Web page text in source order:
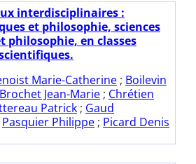
interdisciplinaires :
et philosophie, sciences
philosophie, en classes
Marie-Catherine ; Boilevin
Brochet Jean-Marie ; Chrétien
Patrick ; Gaud
Pasquier Philippe ; Picard Denis